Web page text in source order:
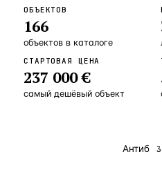
Сочи
Алания
Бангкок —Локация
ОБЪЕКТОВ
166
объектов в каталоге
СТАРТОВАЯ ЦЕНА
237 000 €
самый дешёвый объект
Антиб